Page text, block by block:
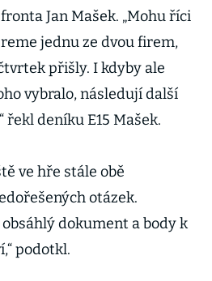
Jan Mašek. „Mohu říci
jednu ze dvou firem,
přišly. I kdyby ale
vybralo, následují další
řekl deníku E15 Mašek.
ve hře stále obě
otázek.
obsáhlý dokument a body k
podotkl.